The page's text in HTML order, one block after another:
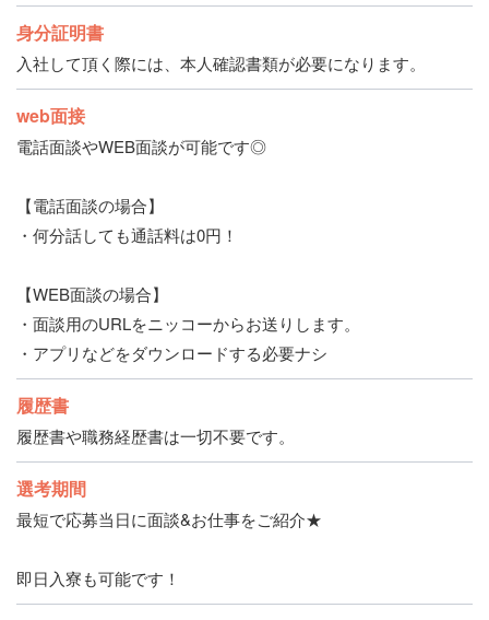
身分証明書
入社して頂く際には、本人確認書類が必要になります。
web面接
電話面談やWEB面談が可能です◎
【電話面談の場合】
・何分話しても通話料は0円！
【WEB面談の場合】
・面談用のURLをニッコーからお送りします。
・アプリなどをダウンロードする必要ナシ
履歴書
履歴書や職務経歴書は一切不要です。
選考期間
最短で応募当日に面談&お仕事をご紹介★
即日入寮も可能です！